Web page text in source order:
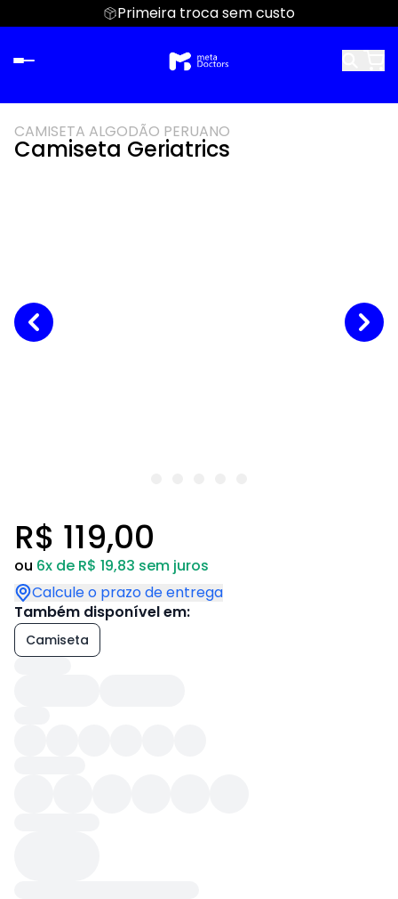
Primeira troca sem custo
CAMISETA ALGODÃO PERUANO
Camiseta Geriatrics
R$ 119,00
ou 6x de R$ 19,83 sem juros
Calcule o prazo de entrega
Também disponível em:
Camiseta